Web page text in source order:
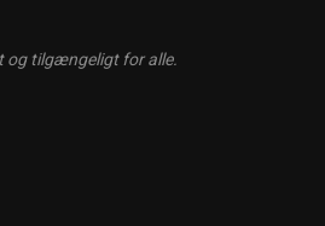
og tilgængeligt for alle.